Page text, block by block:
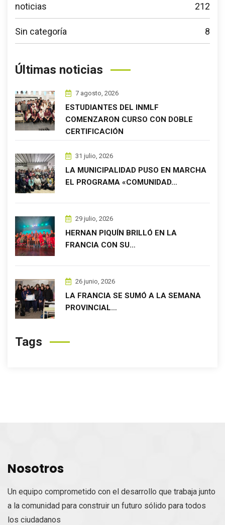
noticias 212
Sin categoría 8
Últimas noticias
7 agosto, 2026
ESTUDIANTES DEL INMLF
COMENZARON CURSO CON DOBLE
CERTIFICACIÓN
31 julio, 2026
LA MUNICIPALIDAD PUSO EN MARCHA
EL PROGRAMA «COMUNIDAD…
29 julio, 2026
HERNAN PIQUÍN BRILLÓ EN LA
FRANCIA CON SU…
26 junio, 2026
LA FRANCIA SE SUMÓ A LA SEMANA
PROVINCIAL…
Tags
Nosotros
Un equipo comprometido con el desarrollo que trabaja junto
a la comunidad para construir un futuro sólido para todos
los ciudadanos